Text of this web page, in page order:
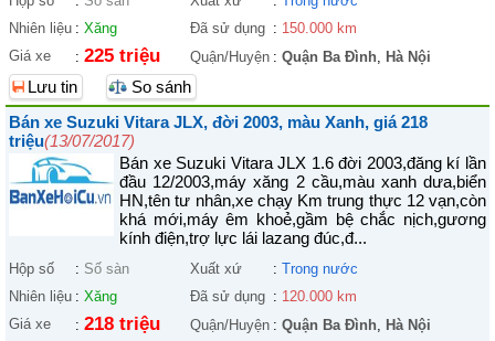
Nhiên liệu : Xăng Đã sử dụng : 150.000 km
Giá xe
: 225 triệu Quận/Huyện : Quận Ba Đình, Hà Nội
Lưu tin
So sánh
Bán xe Suzuki Vitara JLX, đời 2003, màu Xanh, giá 218
triệu(13/07/2017)
Bán xe Suzuki Vitara JLX 1.6 đời 2003,đăng kí lần
đầu 12/2003,máy xăng 2 cầu,màu xanh dưa,biển
HN,tên tư nhân,xe chạy Km trung thực 12 vạn,còn
khá mới,máy êm khoẻ,gầm bệ chắc nịch,gương
kính điện,trợ lực lái lazang đúc,đ...
Hộp số : Số sàn Xuất xứ : Trong nước
Nhiên liệu : Xăng Đã sử dụng : 120.000 km
Giá xe
: 218 triệu Quận/Huyện : Quận Ba Đình, Hà Nội